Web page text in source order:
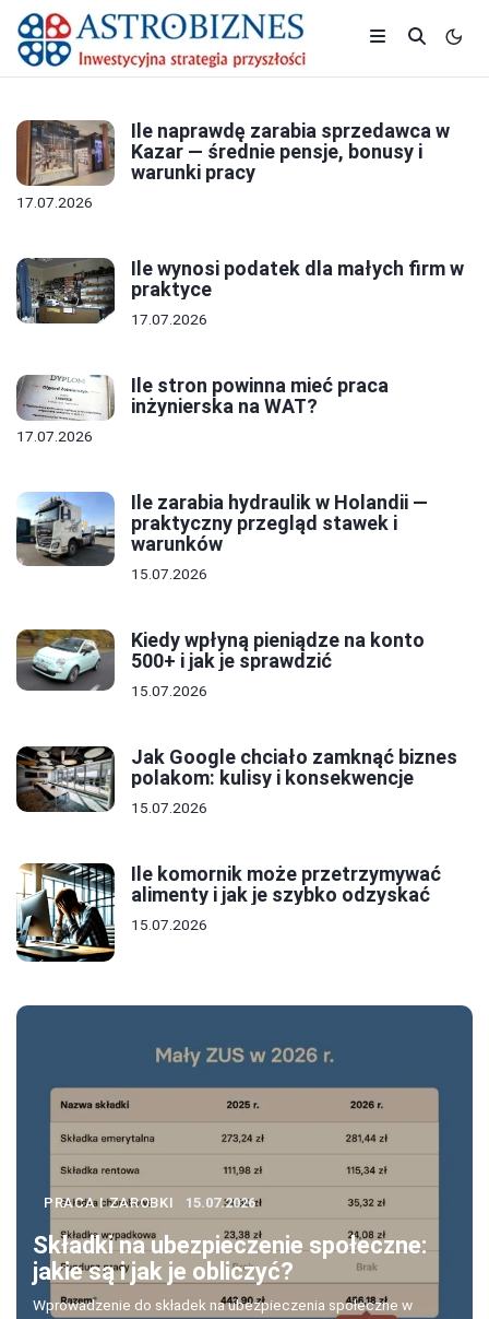
Ile naprawdę zarabia sprzedawca w
Kazar — średnie pensje, bonusy i
warunki pracy
17.07.2026
Ile wynosi podatek dla małych firm w
praktyce
17.07.2026
Ile stron powinna mieć praca
inżynierska na WAT?
17.07.2026
Ile zarabia hydraulik w Holandii —
praktyczny przegląd stawek i
warunków
15.07.2026
Kiedy wpłyną pieniądze na konto
500+ i jak je sprawdzić
15.07.2026
Jak Google chciało zamknąć biznes
polakom: kulisy i konsekwencje
15.07.2026
Ile komornik może przetrzymywać
alimenty i jak je szybko odzyskać
15.07.2026
PRACA I ZAROBKI 15.07.2026
Składki na ubezpieczenie społeczne:
jakie są i jak je obliczyć?
Wprowadzenie do składek na ubezpieczenia społeczne w